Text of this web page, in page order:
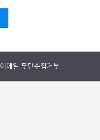
이메일 무단수집거부